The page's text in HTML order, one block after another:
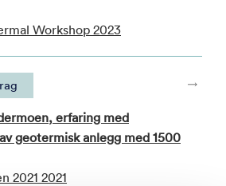
Workshop 2023
erfaring med
geotermisk anlegg med 1500
2021 2021